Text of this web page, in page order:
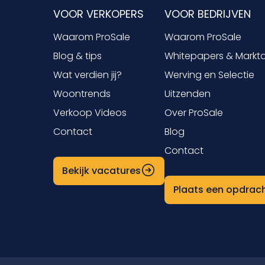
VOOR VERKOPERS
Waarom ProSale
Blog & tips
Wat verdien jij?
Woontrends
Verkoop Videos
Contact
Bekijk vacatures
VOOR BEDRIJVEN
Waarom ProSale
Whitepapers &
Werving en Selectie
Uitzenden
Over ProSale
Blog
Contact
Plaats een